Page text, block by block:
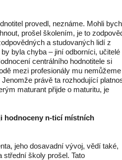
provedl, neznáme. Mohli
prošel školením, je to
a studovaných lidí z
byla chyba – jiní odborníci, učitelé
centrálního hodnotitele si
mezi profesionály mu nemůžeme
právě ta rozhodující
maturant přijde o maturitu, je
hodnoceny n-ticí místních
jeho dosavadní vývoj, vědí také,
střední školy prošel. Tato